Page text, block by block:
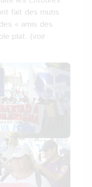
fait des mutis
« amis des
plat. (voir